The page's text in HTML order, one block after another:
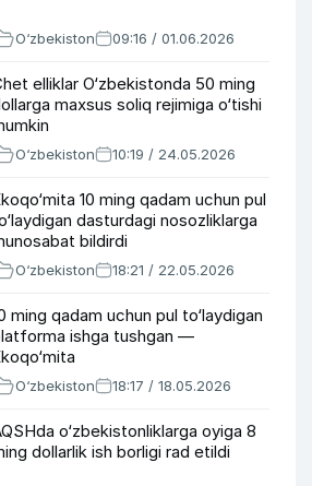
O‘zbekiston 09:16 / 01.06.2026
elliklar O‘zbekistonda 50 ming
maxsus soliq rejimiga o‘tishi
O‘zbekiston 10:19 / 24.05.2026
10 ming qadam uchun pul
dasturdagi nosozliklarga
bildirdi
O‘zbekiston 18:21 / 22.05.2026
ming qadam uchun pul to‘laydigan
ishga tushgan —
O‘zbekiston 18:17 / 18.05.2026
o‘zbekistonliklarga oyiga 8
dollarlik ish borligi rad etildi